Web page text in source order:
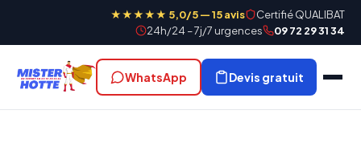
★★★★★ 5,0/5 — 15 avis
Certifié QUALIBAT
24h/24 – 7j/7 urgences
09 72 29 31 34
WhatsApp Devis gratuit